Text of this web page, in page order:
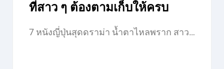
ที่สาว ๆ ต้องตามเก็บให้ครบ
7 หนังญี่ปุ่นสุดดราม่า น้ำตาไหลพราก สาว…